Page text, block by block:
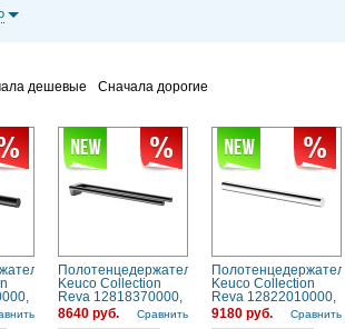
дешевые Сначала дорогие
Полотенцедержатель
Keuco Collection
Reva 12818370000,
черный, матовый
8640 руб. Сравнить
Полотенцедержатель
Keuco Collection
Reva 12822010000,
хром
9180 руб. Сравнить